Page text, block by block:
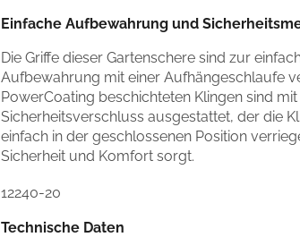
Einfache Aufbewahrung und
Die Griffe dieser Gartenschere sind zur
Aufbewahrung mit einer Aufhängeschlaufe
PowerCoating beschichteten Klingen sind
Sicherheitsverschluss ausgestattet, der die
einfach in der geschlossenen Position
Sicherheit und Komfort sorgt.
12240-20
Technische Daten